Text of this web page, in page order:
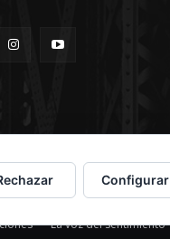
La voz del sentimiento
Configurar